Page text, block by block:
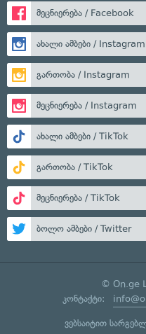
მეცნიერება / Facebook
ახალი ამბები / Instagram
გართობა / Instagram
მეცნიერება / Instagram
ახალი ამბები / TikTok
გართობა / TikTok
მეცნიერება / TikTok
ბოლო ამბები / Twitter
© On.ge
კონტაქტი:
ვებსაიტით